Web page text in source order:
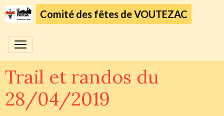
Comité des fêtes de VOUTEZAC
Trail et randos du
28/04/2019